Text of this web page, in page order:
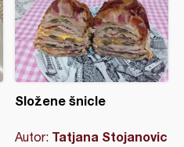
Složene šnicle
Autor: Tatjana Stojanovic